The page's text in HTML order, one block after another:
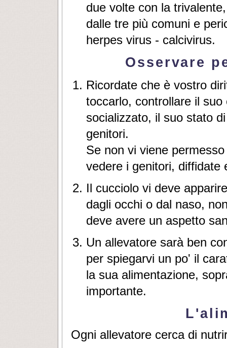
due volte con la
dalle tre più comuni e
herpes virus - calcivirus.
Osservare
Ricordate che è vostro
toccarlo, controllare il
socializzato, il suo stato
genitori.
Se non vi viene
vedere i genitori, diffidate
Il cucciolo vi deve
dagli occhi o dal naso,
deve avere un aspetto
Un allevatore sarà ben
per spiegarvi un po' il
la sua alimentazione,
importante.
Ogni allevatore cerca di